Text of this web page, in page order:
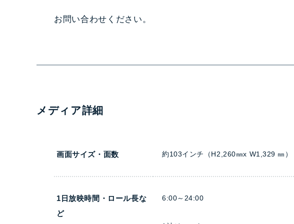
お問い合わせください。
メディア詳細
画面サイズ・面数 約103インチ（H2,260㎜x W1,329 ㎜
1日放映時間・ロール長な
ど
6:00～24:00